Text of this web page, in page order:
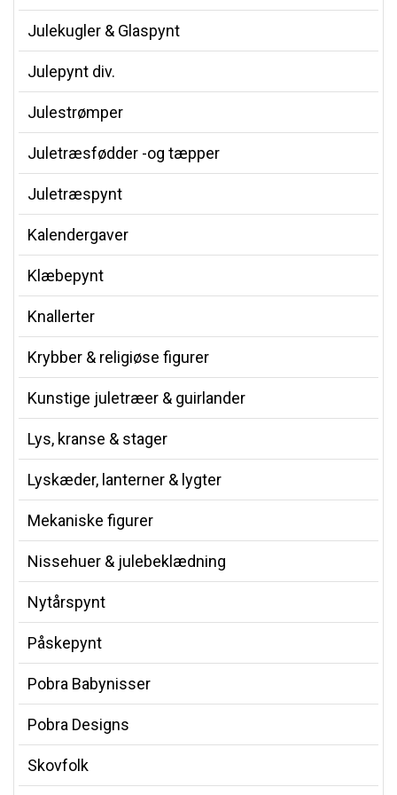
Julekugler & Glaspynt
Julepynt div.
Julestrømper
Juletræsfødder -og tæpper
Juletræspynt
Kalendergaver
Klæbepynt
Knallerter
Krybber & religiøse figurer
Kunstige juletræer & guirlander
Lys, kranse & stager
Lyskæder, lanterner & lygter
Mekaniske figurer
Nissehuer & julebeklædning
Nytårspynt
Påskepynt
Pobra Babynisser
Pobra Designs
Skovfolk